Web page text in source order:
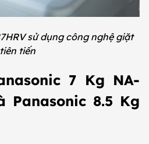
sử dụng công nghệ giặt
tiên tiến
7 Kg NA-
Panasonic 8.5 Kg